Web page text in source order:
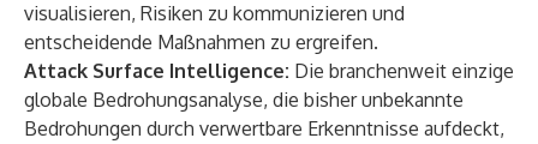
visualisieren, Risiken zu kommunizieren und
entscheidende Maßnahmen zu ergreifen.
Attack Surface Intelligence: Die branchenweit einzige
globale Bedrohungsanalyse, die bisher unbekannte
Bedrohungen durch verwertbare Erkenntnisse aufdeckt,